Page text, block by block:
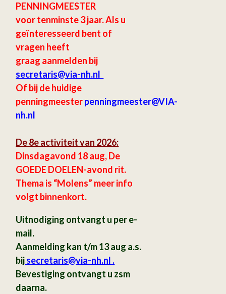
PENNINGMEESTER
voor tenminste 3 jaar.Als u
geïnteresseerd bent of
vragen heeft
graag aanmelden bij
secretaris@via-nh.nl
Of bij de huidige
penningmeesterpenningmeester@VIA-
nh.nl
De 8e activiteit van 2026:
Dinsdagavond 18 aug, De
GOEDE DOELEN-avond rit.
Thema is “Molens” meer info
volgt binnenkort.
Uitnodiging ontvangt u per e-
mail.
Aanmelding kan t/m 13 aug a.s.
bijsecretaris@via-nh.nl .
Bevestiging ontvangt u zsm
daarna.